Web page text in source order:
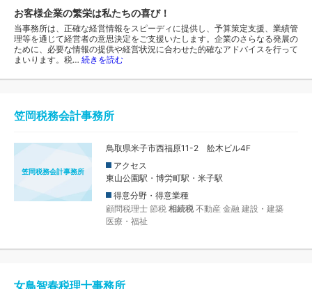
お客様企業の繁栄は私たちの喜び！
当事務所は、正確な経営情報をスピーディに提供し、予算策定支援、業績管
理等を通じて経営者の意思決定をご支援いたします。企業のさらなる発展の
ために、必要な情報の提供や経営状況に合わせた的確なアドバイスを行って
まいります。税… 続きを読む
笠岡税務会計事務所
笠岡税務会計事務所
鳥取県米子市西福原11-2 舩木ビル4F
アクセス
東山公園駅・博労町駅・米子駅
得意分野・得意業種
顧問税理士 節税 相続税 不動産 金融 建設・建築
医療・福祉
女鳥智春税理士事務所